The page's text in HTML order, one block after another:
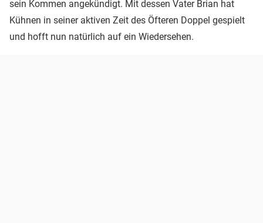
sein Kommen angekündigt. Mit dessen Vater Brian hat
Kühnen in seiner aktiven Zeit des Öfteren Doppel gespielt
und hofft nun natürlich auf ein Wiedersehen.